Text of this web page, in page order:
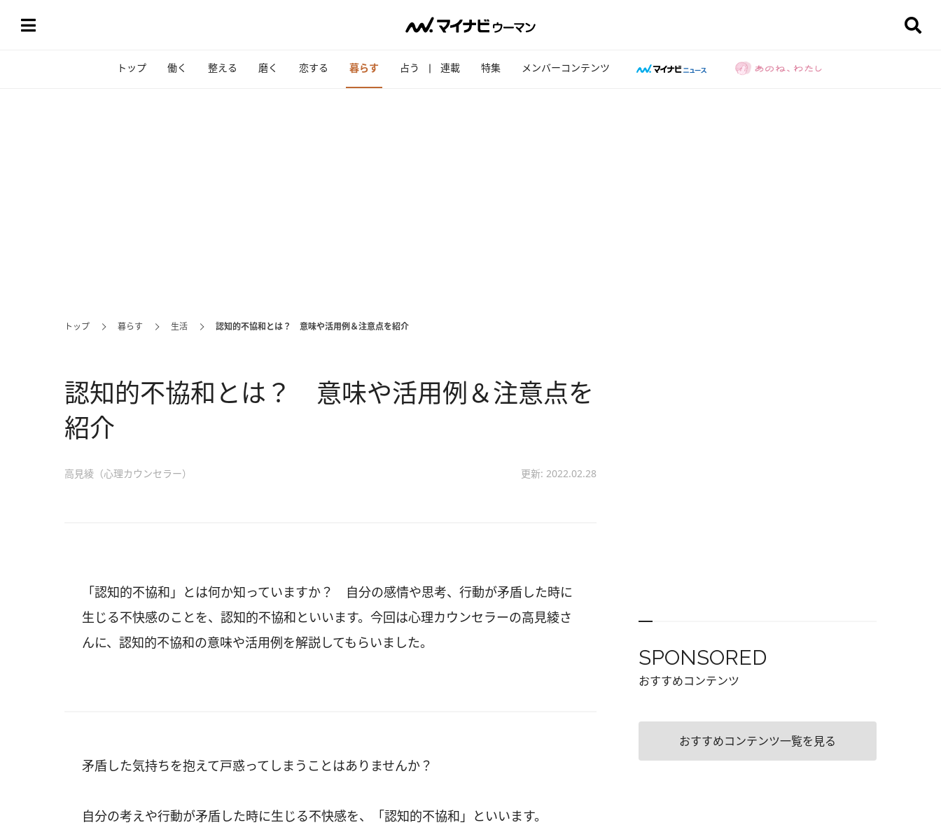
トップ 働く 整える 磨く 恋する 暮らす 占う 連載 特集 メンバーコンテンツ
トップ 暮らす 生活 認知的不協和とは？ 意味や活用例＆注意点を紹介
認知的不協和とは？ 意味や活用例＆注意点を
紹介
高見綾（心理カウンセラー） 更新: 2022.02.28
「認知的不協和」とは何か知っていますか？ 自分の感情や思考、行動が矛盾した時に
生じる不快感のことを、認知的不協和といいます。今回は心理カウンセラーの高見綾さ
んに、認知的不協和の意味や活用例を解説してもらいました。
矛盾した気持ちを抱えて戸惑ってしまうことはありませんか？
自分の考えや行動が矛盾した時に生じる不快感を、「認知的不協和」といいます。
SPONSORED
おすすめコンテンツ
おすすめコンテンツ一覧を見る